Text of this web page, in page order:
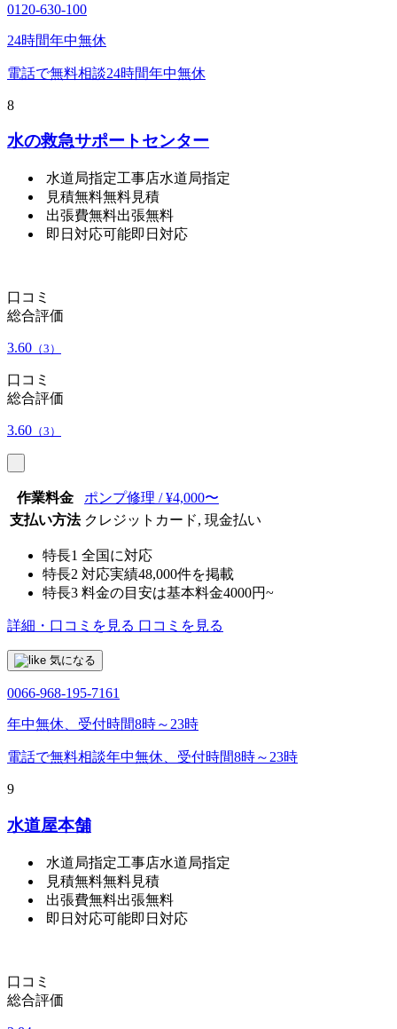
0120-630-100
24時間年中無休
電話で無料相談24時間年中無休
8
水の救急サポートセンター
水道局指定工事店水道局指定
見積無料無料見積
出張費無料出張無料
即日対応可能即日対応
口コミ
総合評価
3.60 （3）
口コミ
総合評価
3.60 （3）
作業料金
ポンプ修理 / ¥4,000〜
支払い方法 クレジットカード, 現金払い
特長1 全国に対応
特長2 対応実績48,000件を掲載
特長3 料金の目安は基本料金4000円~
詳細・口コミを見る 口コミを見る
気になる
0066-968-195-7161
年中無休、受付時間8時～23時
電話で無料相談年中無休、受付時間8時～23時
9
水道屋本舗
水道局指定工事店水道局指定
見積無料無料見積
出張費無料出張無料
即日対応可能即日対応
口コミ
総合評価